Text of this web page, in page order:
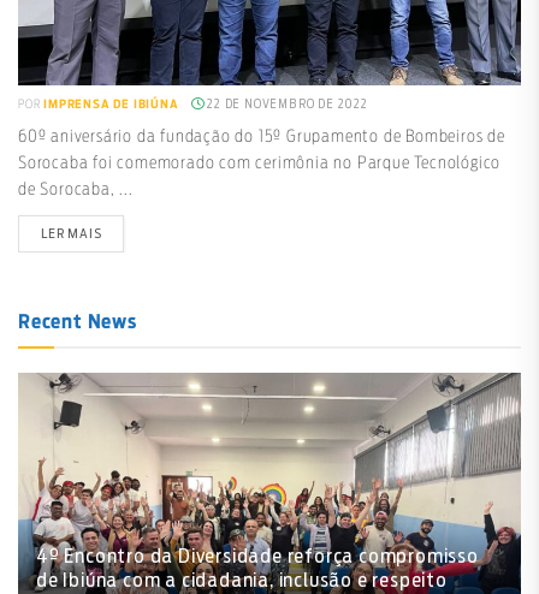
POR IMPRENSA DE IBIÚNA 22 DE NOVEMBRO DE 2022
60º aniversário da fundação do 15º Grupamento de Bombeiros de
Sorocaba foi comemorado com cerimônia no Parque Tecnológico
de Sorocaba, ...
LER MAIS
Recent News
4º Encontro da Diversidade reforça compromisso
de Ibiúna com a cidadania, inclusão e respeito